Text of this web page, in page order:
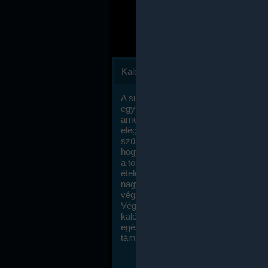
Kalóriaszámlálás
A sikeres fogyás titka valójában igen
egyszerű: égess több energiát, mint
amennyit beviszel. Természetesen
elég nagy fegyelemre és akaraterőre
szükség, de meglepődve fogod
hogy a kalóriaszámolás mennyire
a többi diétához képest. Itt nincsenek
ételek és a megengedett kalóriabevitelt
nagymértékben növelheted ha
végzel.
Végül, de nem utolsó sorban, a
kalóriaszámolás módszerét a legtöbb
egészségügyi szakorvos ajánlja és
támogatja.